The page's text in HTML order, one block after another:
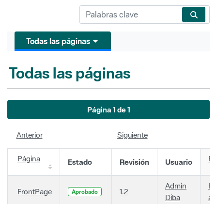
Todas las páginas
Todas las páginas
Página 1 de 1
Anterior Siguiente
Página Estado Revisión Usuario
FrontPage Aprobado 1.2
Admin
Diba